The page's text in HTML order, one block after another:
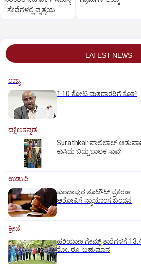
: ಸೇವೆಗಳಲ್ಲಿ ವ್ಯತ್ಯಯ
LATEST NEWS
ರಾಜ್ಯ
1.10 ಕೋಟಿ ಮತದಾರರಿಗೆ ಕೊಕ್‌
ದಕ್ಷಿಣಕನ್ನಡ
Surathkal: ವಾಲಿಬಾಲ್
ಕುಸಿದು ಬಿದ್ದು ಬಾಲಕ ಸಾವು
ಉಡುಪಿ
ಕುಂದಾಪುರ ಶೂಟೌಟ್ ಪ್ರಕರಣ:
ಆರೋಪಿಗೆ ನ್ಯಾಯಾಂಗ ಬಂಧನ
ಕ್ರೀಡೆ
ಹರಿಯಾಣ ಗೇಮ್ಸ್‌ ತಾರೆಗಳಿಗೆ
ಕೋ. ರೂ. ಬಹುಮಾನ